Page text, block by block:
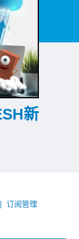
新
订阅管理